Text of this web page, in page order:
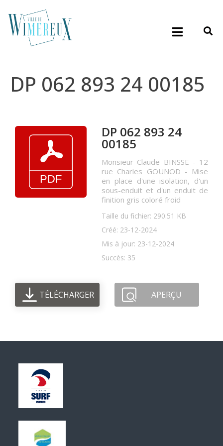
DP 062 893 24 00185
DP 062 893 24
00185
Monsieur Claude BINSSE - 12
rue Charles GOUNOD - Mise
en place d'une isolation, d'un
sous-enduit et d'un enduit de
finition gris coloré froid
Taille du fichier: 290.51 KB
Créé: 23-12-2024
Mis à jour: 23-12-2024
Succès: 35
TÉLÉCHARGER APERÇU